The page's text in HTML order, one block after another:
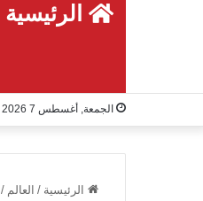
الرئيسية
الجمعة, أغسطس 7 2026
الرئيسية / العالم /